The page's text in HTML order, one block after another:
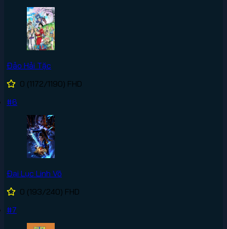
Đảo Hải Tặc
0 (1172/1190) FHD
#6
Đại Lục Linh Võ
0 (193/240) FHD
#7